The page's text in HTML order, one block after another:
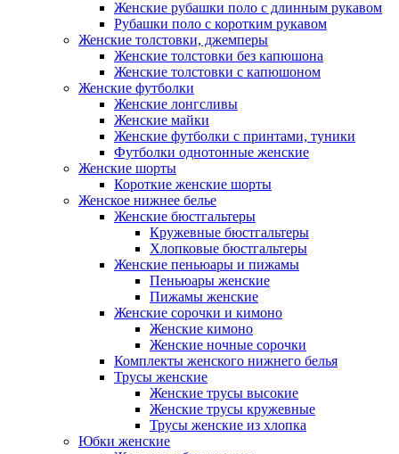
Женские рубашки поло с длинным рукавом
Рубашки поло с коротким рукавом
Женские толстовки, джемперы
Женские толстовки без капюшона
Женские толстовки с капюшоном
Женские футболки
Женские лонгсливы
Женские майки
Женские футболки с принтами, туники
Футболки однотонные женские
Женские шорты
Короткие женские шорты
Женское нижнее белье
Женские бюстгальтеры
Кружевные бюстгальтеры
Хлопковые бюстгальтеры
Женские пеньюары и пижамы
Пеньюары женские
Пижамы женские
Женские сорочки и кимоно
Женские кимоно
Женские ночные сорочки
Комплекты женского нижнего белья
Трусы женские
Женские трусы высокие
Женские трусы кружевные
Трусы женские из хлопка
Юбки женские